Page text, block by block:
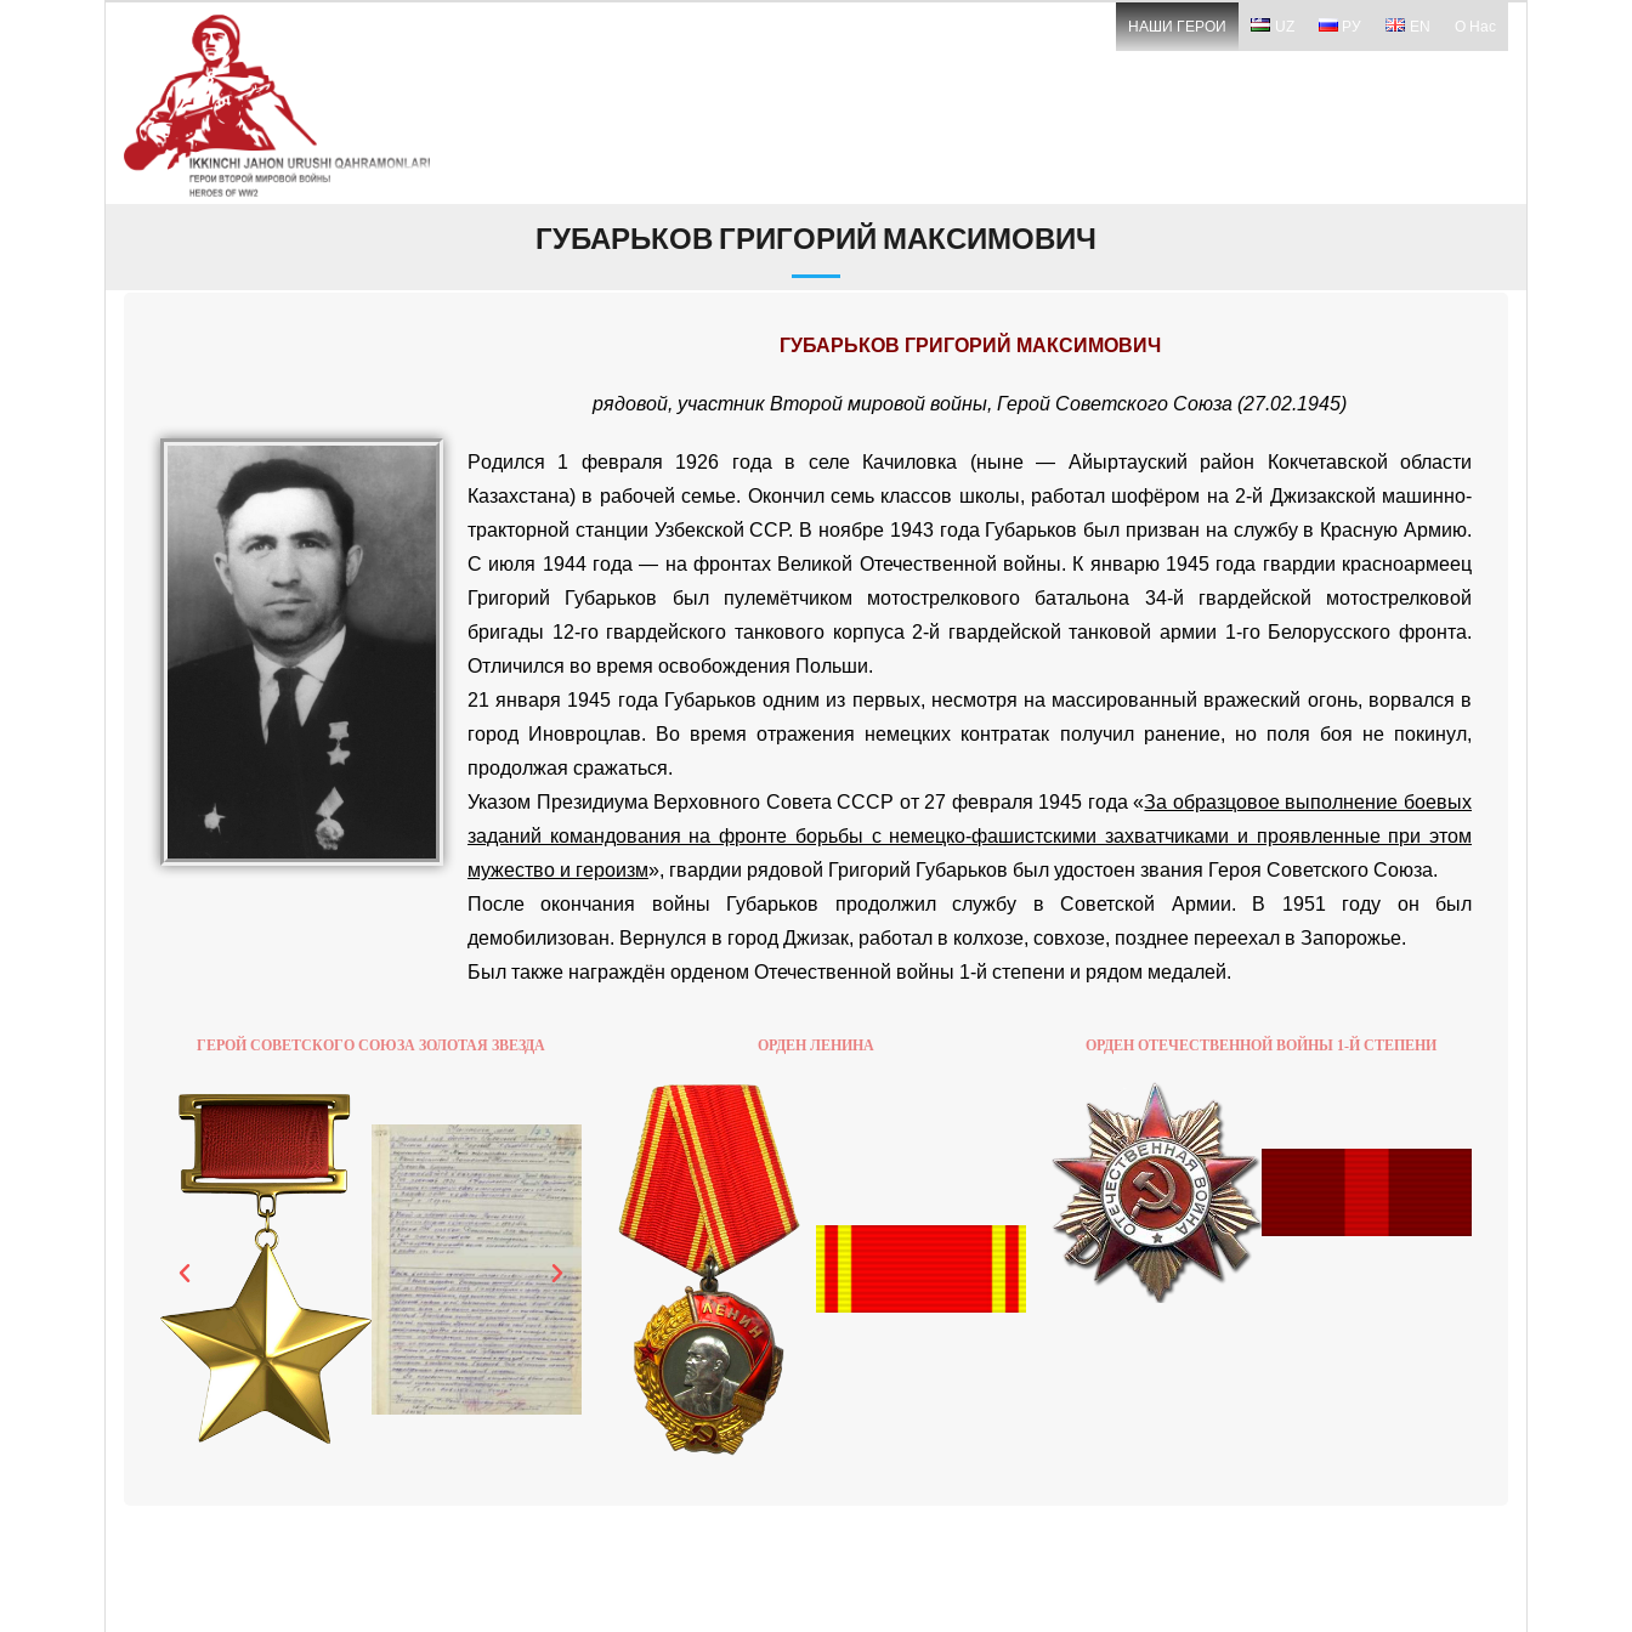
НАШИ ГЕРОИ UZ РУ EN О Нас
ГУБАРЬКОВ ГРИГОРИЙ МАКСИМОВИЧ
ГУБАРЬКОВ ГРИГОРИЙ МАКСИМОВИЧ
рядовой, участник Второй мировой войны, Герой Советского Союза (27.02.1945)
Pодился 1 февраля 1926 года в селе Качиловка (ныне — Айыртауский район Кокчетавской области
Казахстана) в рабочей семье. Окончил семь классов школы, работал шофёром на 2-й Джизакской машинно-
тракторной станции Узбекской ССР. В ноябре 1943 года Губарьков был призван на службу в Красную Армию.
С июля 1944 года — на фронтах Великой Отечественной войны. К январю 1945 года гвардии красноармеец
Григорий Губарьков был пулемётчиком мотострелкового батальона 34-й гвардейской мотострелковой
бригады 12-го гвардейского танкового корпуса 2-й гвардейской танковой армии 1-го Белорусского фронта.
Отличился во время освобождения Польши.
21 января 1945 года Губарьков одним из первых, несмотря на массированный вражеский огонь, ворвался в
город Иновроцлав. Во время отражения немецких контратак получил ранение, но поля боя не покинул,
продолжая сражаться.
Указом Президиума Верховного Совета СССР от 27 февраля 1945 года «За образцовое выполнение боевых
заданий командования на фронте борьбы с немецко-фашистскими захватчиками и проявленные при этом
мужество и героизм», гвардии рядовой Григорий Губарьков был удостоен звания Героя Советского Союза.
После окончания войны Губарьков продолжил службу в Советской Армии. В 1951 году он был
демобилизован. Вернулся в город Джизак, работал в колхозе, совхозе, позднее переехал в Запорожье.
Был также награждён орденом Отечественной войны 1-й степени и рядом медалей.
ГЕРОЙ СОВЕТСКОГО СОЮЗА ЗОЛОТАЯ ЗВЕЗДА ОРДЕН ЛЕНИНА ОРДЕН ОТЕЧЕСТВЕННОЙ ВОЙНЫ 1-Й СТЕПЕНИ